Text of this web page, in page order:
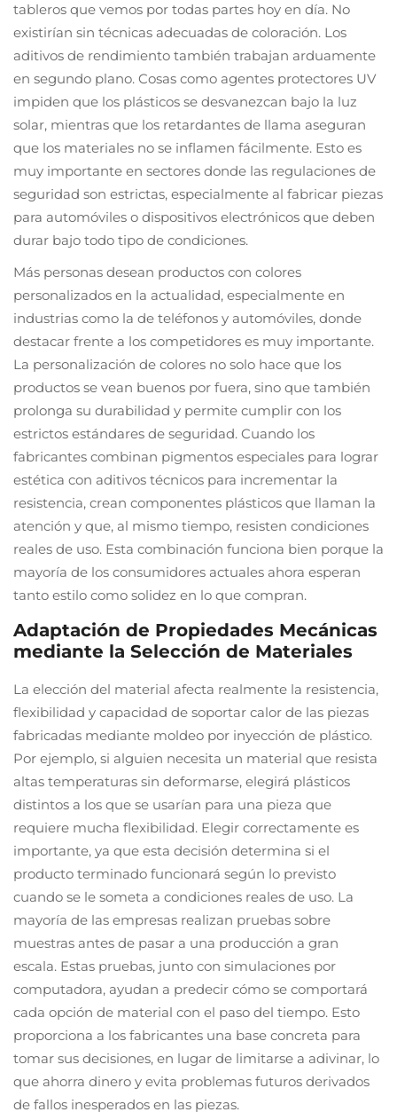
tableros que vemos por todas partes hoy en día. No
existirían sin técnicas adecuadas de coloración. Los
aditivos de rendimiento también trabajan arduamente
en segundo plano. Cosas como agentes protectores UV
impiden que los plásticos se desvanezcan bajo la luz
solar, mientras que los retardantes de llama aseguran
que los materiales no se inflamen fácilmente. Esto es
muy importante en sectores donde las regulaciones de
seguridad son estrictas, especialmente al fabricar piezas
para automóviles o dispositivos electrónicos que deben
durar bajo todo tipo de condiciones.
Más personas desean productos con colores
personalizados en la actualidad, especialmente en
industrias como la de teléfonos y automóviles, donde
destacar frente a los competidores es muy importante.
La personalización de colores no solo hace que los
productos se vean buenos por fuera, sino que también
prolonga su durabilidad y permite cumplir con los
estrictos estándares de seguridad. Cuando los
fabricantes combinan pigmentos especiales para lograr
estética con aditivos técnicos para incrementar la
resistencia, crean componentes plásticos que llaman la
atención y que, al mismo tiempo, resisten condiciones
reales de uso. Esta combinación funciona bien porque la
mayoría de los consumidores actuales ahora esperan
tanto estilo como solidez en lo que compran.
Adaptación de Propiedades Mecánicas
mediante la Selección de Materiales
La elección del material afecta realmente la resistencia,
flexibilidad y capacidad de soportar calor de las piezas
fabricadas mediante moldeo por inyección de plástico.
Por ejemplo, si alguien necesita un material que resista
altas temperaturas sin deformarse, elegirá plásticos
distintos a los que se usarían para una pieza que
requiere mucha flexibilidad. Elegir correctamente es
importante, ya que esta decisión determina si el
producto terminado funcionará según lo previsto
cuando se le someta a condiciones reales de uso. La
mayoría de las empresas realizan pruebas sobre
muestras antes de pasar a una producción a gran
escala. Estas pruebas, junto con simulaciones por
computadora, ayudan a predecir cómo se comportará
cada opción de material con el paso del tiempo. Esto
proporciona a los fabricantes una base concreta para
tomar sus decisiones, en lugar de limitarse a adivinar, lo
que ahorra dinero y evita problemas futuros derivados
de fallos inesperados en las piezas.